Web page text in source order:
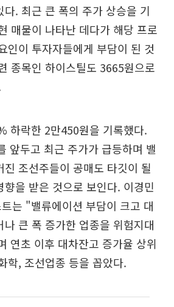
다. 최근 큰 폭의 주가 상승을 기
매물이 나타난 데다가 해당 프로
인이 투자자들에게 부담이 된 것
종목인 하이스틸도 3665원으로
하락한 2만450원을 기록했다.
앞두고 최근 주가가 급등하며 밸
조선주들이 공매도 타깃이 될
향을 받은 것으로 보인다. 이경민
는 "밸류에이션 부담이 크고 대
나 큰 폭 증가한 업종을 위험지대
연초 이후 대차잔고 증가율 상위
학, 조선업종 등을 꼽았다.